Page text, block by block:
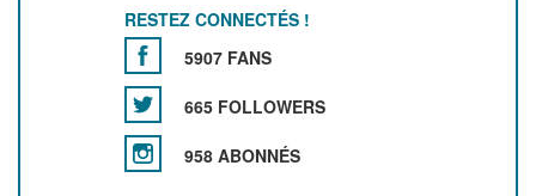
RESTEZ CONNECTÉS !
5907 FANS
665 FOLLOWERS
958 ABONNÉS